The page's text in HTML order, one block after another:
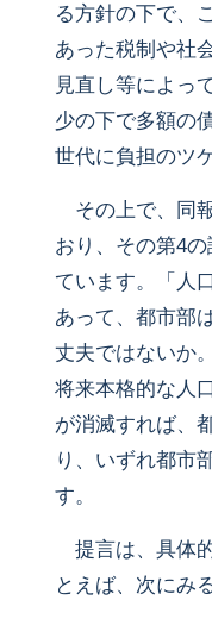
る方針の下で、
あった税制や社
見直し等によっ
少の下で多額の
世代に負担のツ
その上で、同
おり、その第4
ています。「人
あって、都市部
丈夫ではないか
将来本格的な人
が消滅すれば、
り、いずれ都市
す。
提言は、具体
とえば、次にみ